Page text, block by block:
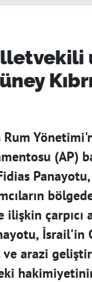
Rum
(AP)
Panayotu,
çarpıcı
İsrail'in
arazi